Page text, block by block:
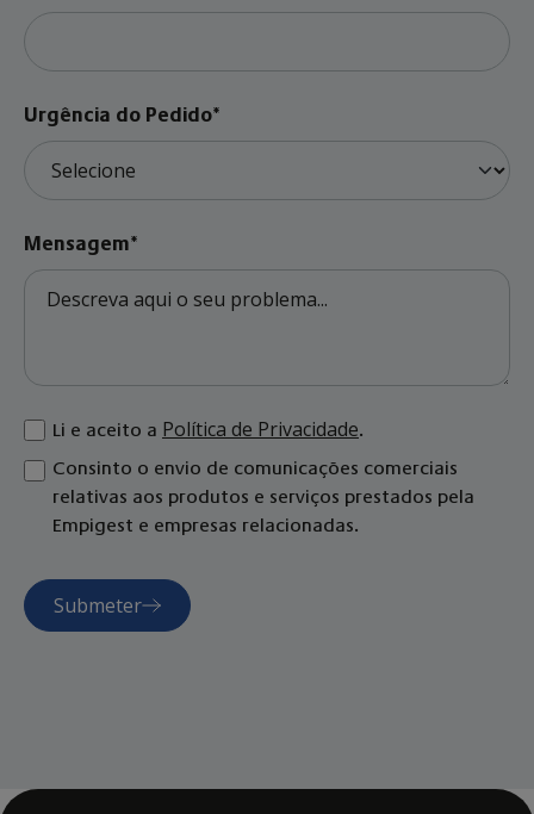
Urgência do Pedido*
Mensagem*
Li e aceito a Política de Privacidade.
Consinto o envio de comunicações comerciais
relativas aos produtos e serviços prestados pela
Empigest e empresas relacionadas.
Submeter